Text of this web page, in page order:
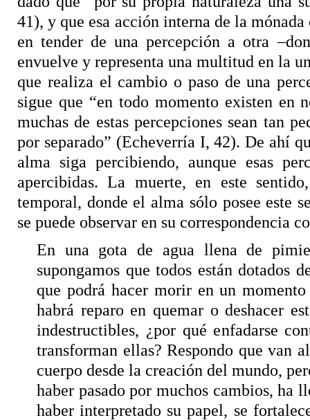
41), y que esa acción interna de la
en tender de una percepción a otra
envuelve y representa una multitud en la
que realiza el cambio o paso de una
sigue que “en todo momento existen en
muchas de estas percepciones sean tan
por separado” (Echeverría I, 42). De ahí
alma siga percibiendo, aunque esas
apercibidas. La muerte, en este
temporal, donde el alma sólo posee este
se puede observar en su correspondencia
En una gota de agua llena de
supongamos que todos están dotados
que podrá hacer morir en un
habrá reparo en quemar o deshacer
indestructibles, ¿por qué enfadarse
transforman ellas? Respondo que van
cuerpo desde la creación del mundo,
haber pasado por muchos cambios, ha
haber interpretado su papel, se